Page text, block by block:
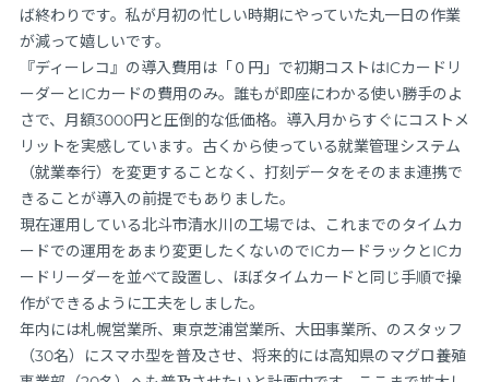
ば終わりです。私が月初の忙しい時期にやっていた丸一日の作業
が減って嬉しいです。
『ディーレコ』の導入費用は「０円」で初期コストはICカードリ
ーダーとICカードの費用のみ。誰もが即座にわかる使い勝手のよ
さで、月額3000円と圧倒的な低価格。導入月からすぐにコストメ
リットを実感しています。古くから使っている就業管理システム
（就業奉行）を変更することなく、打刻データをそのまま連携で
きることが導入の前提でもありました。
現在運用している北斗市清水川の工場では、これまでのタイムカ
ードでの運用をあまり変更したくないのでICカードラックとICカ
ードリーダーを並べて設置し、ほぼタイムカードと同じ手順で操
作ができるように工夫をしました。
年内には札幌営業所、東京芝浦営業所、大田事業所、のスタッフ
（30名）にスマホ型を普及させ、将来的には高知県のマグロ養殖